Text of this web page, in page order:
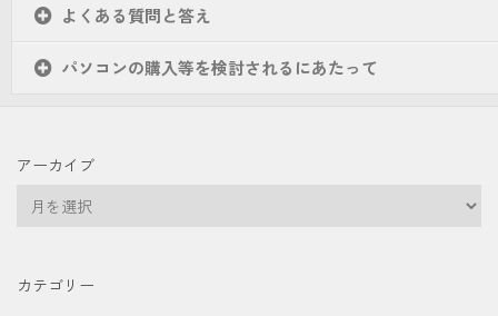
よくある質問と答え
パソコンの購入等を検討されるにあたって
アーカイブ
イ
カテゴリー